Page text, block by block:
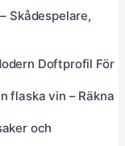
Skådespelare,
Doftprofil För
flaska vin – Räkna
och